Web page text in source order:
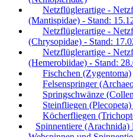
Netzflüglerartige -
(Mantispidae) - Stand:
Netzflüglerartige -
(Chrysopidae) - Stand:
Netzflüglerartige -
(Hemerobiidae) - Stand:
Fischchen (Zygentoma)
Felsenspringer
Springschwänze
Steinfliegen
Köcherfliegen
Spinnentiere (Arachnida)